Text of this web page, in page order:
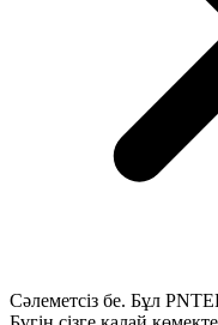
Сәлеметсіз бе. Бұл